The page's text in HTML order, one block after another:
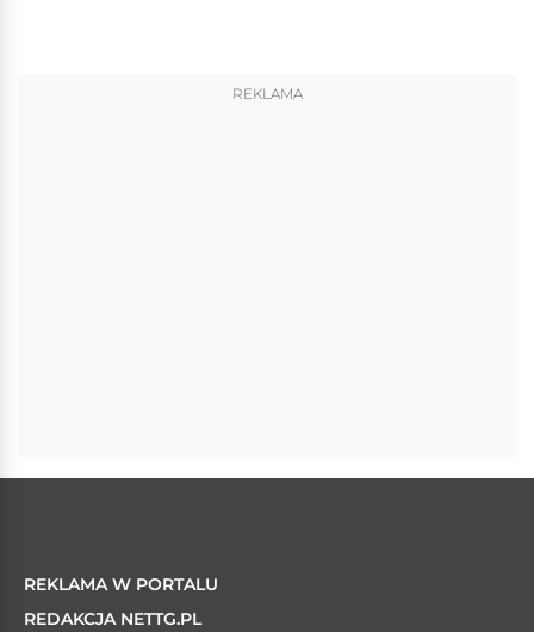
REKLAMA
REKLAMA W PORTALU
REDAKCJA NETTG.PL